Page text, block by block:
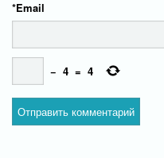
Email
*
− 4 = 4